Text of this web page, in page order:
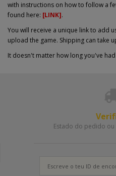
with instructions on how to follow a
found here: [LINK].
You will receive a unique link to add
upload the game. Shipping can take
It doesn't matter how long you've had
Estado do pedido